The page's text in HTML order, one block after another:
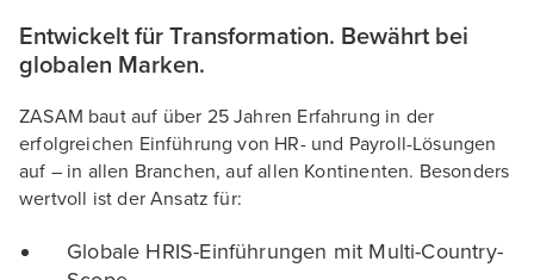
Entwickelt für Transformation. Bewährt bei
globalen Marken.
ZASAM baut auf über 25 Jahren Erfahrung in der
erfolgreichen Einführung von HR- und Payroll-Lösungen
auf – in allen Branchen, auf allen Kontinenten. Besonders
wertvoll ist der Ansatz für:
Globale HRIS-Einführungen mit Multi-Country-